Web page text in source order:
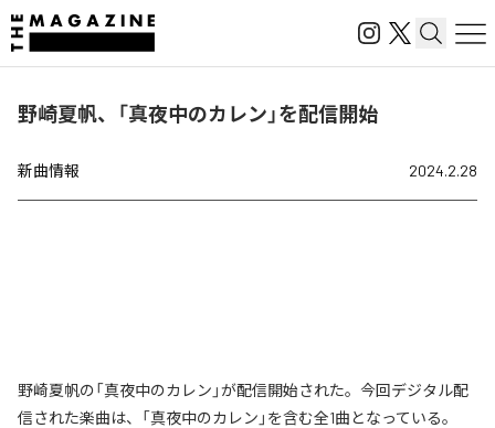
野崎夏帆、「真夜中のカレン」を配信開始
新曲情報 2024.2.28
野崎夏帆の「真夜中のカレン」が配信開始された。今回デジタル配
信された楽曲は、「真夜中のカレン」を含む全1曲となっている。